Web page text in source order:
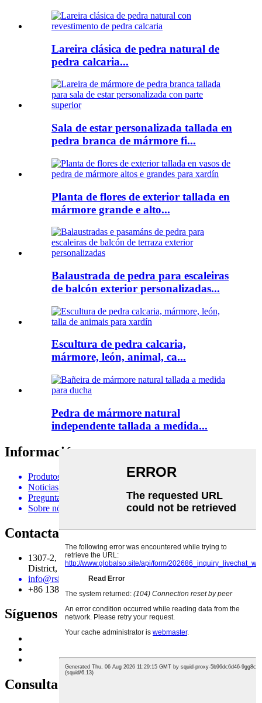
Lareira clásica de pedra natural de
pedra calcaria...
Sala de estar personalizada tallada en
pedra branca de mármore fi...
Planta de flores de exterior tallada en
mármore grande e alto...
Balaustrada de pedra para escaleiras
de balcón exterior personalizadas...
Escultura de pedra calcaria,
mármore, león, animal, ca...
Pedra de mármore natural
independente tallada a medida...
Información
Produtos
Noticias
Preguntas frecuentes
Sobre nós
Contacta connosco
1307-2, Hualun International, No. 1, Guyan Road, Xiang'An
District, Xiamen Fujian China
info@rsincn.com
+86 13806015457
Síguenos
Consulta